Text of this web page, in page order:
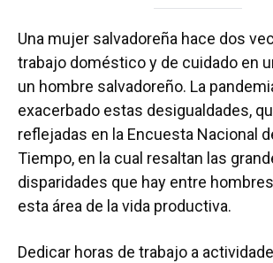
Una mujer salvadoreña hace dos
trabajo doméstico y de cuidado en
un hombre salvadoreño. La
exacerbado estas desigualdades,
reflejadas en la Encuesta Nacional
Tiempo, en la cual resaltan las
disparidades que hay entre
esta área de la vida productiva.
Dedicar horas de trabajo a